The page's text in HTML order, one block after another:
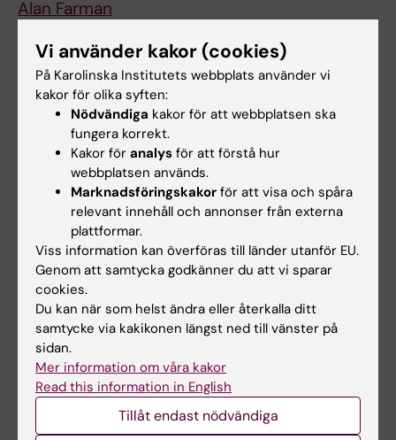
Alan Farman
MedH - Institutionen för Medicin i Huddinge
Petter Höglund
Prefekt
Klas Karlsson
Administrativ chef
LabMed - Institutionen för
Laboratoriemedicin i Huddinge
Jonas Fuxe
Prefekt
Jenny Degerholm Langsmo
Administrativ chef
Akademiskt Primärvårdscentrum,
Liljeholmens vårdcentral
Vi använder kakor (cookies)
På Karolinska Institutets webbplats använder vi
kakor för olika syften:
Nödvändiga kakor för att webbplatsen ska
fungera korrekt.
Kakor för analys för att förstå hur
webbplatsen används.
Marknadsföringskakor för att visa och spåra
relevant innehåll och annonser från externa
plattformar.
Viss information kan överföras till länder utanför EU.
Genom att samtycka godkänner du att vi sparar
cookies.
Du kan när som helst ändra eller återkalla ditt
samtycke via kakikonen längst ned till vänster på
sidan.
Mer information om våra kakor
Read this information in English
Tillåt endast nödvändiga